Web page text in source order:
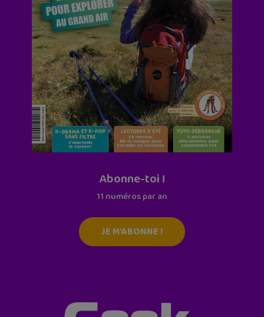
Abonne-toi !
11 numéros par an
JE M'ABONNE !